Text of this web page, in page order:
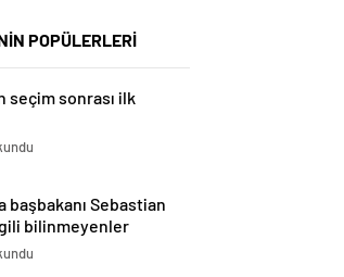
POPÜLERLERİ
seçim sonrası ilk
başbakanı Sebastian
bilinmeyenler